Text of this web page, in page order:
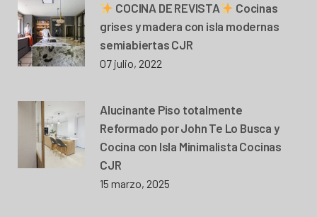
COCINA DE REVISTA
Cocinas
grises y madera con isla modernas
semiabiertas CJR
07 julio, 2022
Alucinante Piso totalmente
Reformado por John Te Lo Busca y
Cocina con Isla Minimalista Cocinas
CJR
15 marzo, 2025